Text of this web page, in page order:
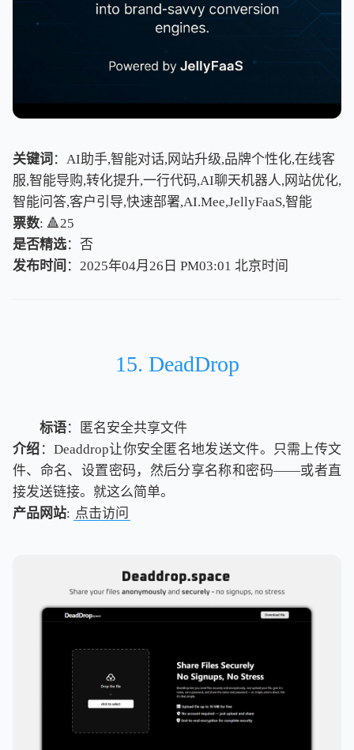
关键词 ：AI助手,智能对话,网站升级,品牌个性化,在线客
服,智能导购,转化提升,一行代码,AI聊天机器人,网站优化,
智能问答,客户引导,快速部署,AI.Mee,JellyFaaS,智能
票数: 🔺25
是否精选：否
发布时间 ：2025年04月26日 PM03:01 北京时间
北京时间
15. DeadDrop
标语：匿名安全共享文件
介绍 ：Deaddrop让你安全匿名地发送文件。只需上传文
件、命名、设置密码，然后分享名称和密码——或者直
接发送链接。就这么简单。
产品网站: 点击访问